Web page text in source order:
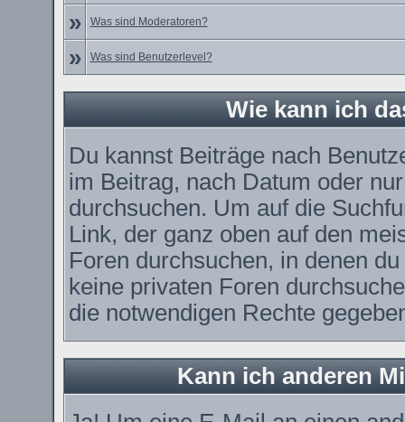
» Was sind Moderatoren?
» Was sind Benutzerlevel?
Wie kann ich
Du kannst Beiträge nach
im Beitrag, nach Datum oder
durchsuchen. Um auf die
Link, der ganz oben auf den
Foren durchsuchen, in denen
keine privaten Foren
die notwendigen Rechte
Kann ich anderen